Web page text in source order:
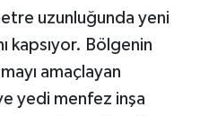
uzunluğunda yeni
kapsıyor. Bölgenin
amaçlayan
yedi menfez inşa